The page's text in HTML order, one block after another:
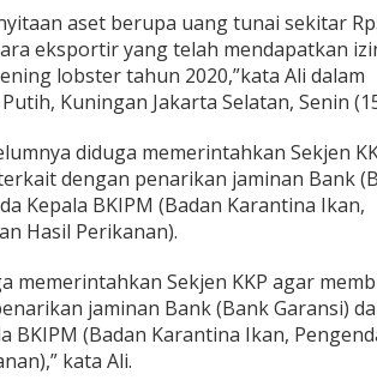
aset berupa uang tunai sekitar
eksportir yang telah mendapatkan
lobster tahun 2020,”kata Ali dalam
Kuningan Jakarta Selatan, Senin
diduga memerintahkan Sekjen
dengan penarikan jaminan Bank
Kepala BKIPM (Badan Karantina Ikan,
Hasil Perikanan).
memerintahkan Sekjen KKP agar
jaminan Bank (Bank Garansi)
BKIPM (Badan Karantina Ikan,
kata Ali.